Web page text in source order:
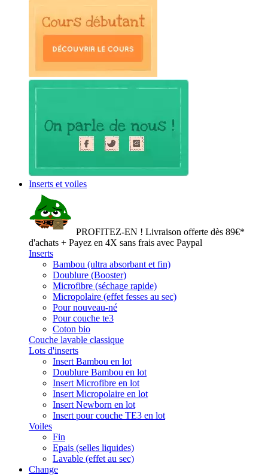
Inserts et voiles
PROFITEZ-EN ! Livraison offerte dès 89€*
d'achats + Payez en 4X sans frais avec Paypal
Inserts
Bambou (ultra absorbant et fin)
Doublure (Booster)
Microfibre (séchage rapide)
Micropolaire (effet fesses au sec)
Pour nouveau-né
Pour couche te3
Coton bio
Couche lavable classique
Lots d'inserts
Insert Bambou en lot
Doublure Bambou en lot
Insert Microfibre en lot
Insert Micropolaire en lot
Insert Newborn en lot
Insert pour couche TE3 en lot
Voiles
Fin
Epais (selles liquides)
Lavable (effet au sec)
Change